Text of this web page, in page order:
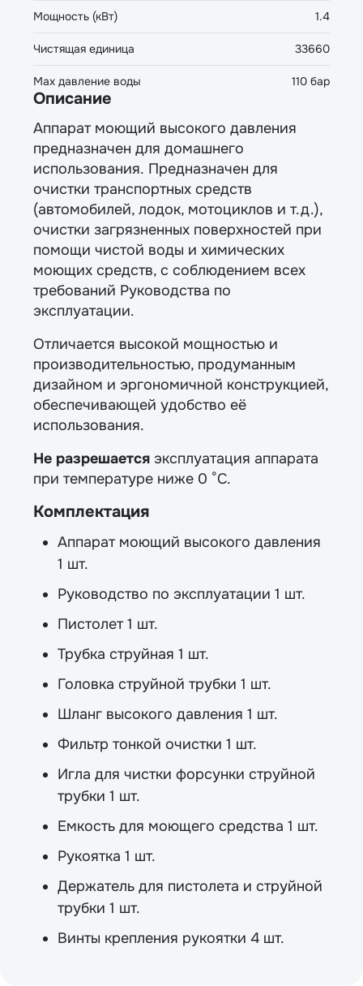
Мощность (кВт) 1.4
Чистящая единица 33660
Мах давление воды 110 бар
Описание
Аппарат моющий высокого давления
предназначен для домашнего
использования. Предназначен для
очистки транспортных средств
(автомобилей, лодок, мотоциклов и т.д.),
очистки загрязненных поверхностей при
помощи чистой воды и химических
моющих средств, с соблюдением всех
требований Руководства по
эксплуатации.
Отличается высокой мощностью и
производительностью, продуманным
дизайном и эргономичной конструкцией,
обеспечивающей удобство её
использования.
Не разрешается эксплуатация аппарата
при температуре ниже 0 °C.
Комплектация
Аппарат моющий высокого давления
1 шт.
Руководство по эксплуатации 1 шт.
Пистолет 1 шт.
Трубка струйная 1 шт.
Головка струйной трубки 1 шт.
Шланг высокого давления 1 шт.
Фильтр тонкой очистки 1 шт.
Игла для чистки форсунки струйной
трубки 1 шт.
Емкость для моющего средства 1 шт.
Рукоятка 1 шт.
Держатель для пистолета и струйной
трубки 1 шт.
Винты крепления рукоятки 4 шт.